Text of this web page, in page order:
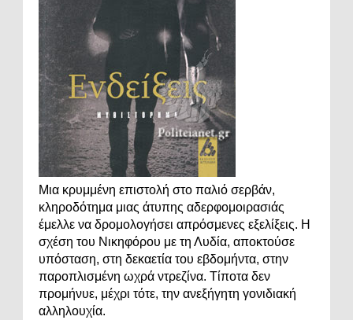
Μια κρυμμένη επιστολή στο παλιό σερβάν,
κληροδότημα μιας άτυπης αδερφομοιρασιάς
έμελλε να δρομολογήσει απρόσμενες εξελίξεις. Η
σχέση του Νικηφόρου με τη Λυδία, αποκτούσε
υπόσταση, στη δεκαετία του εβδομήντα, στην
παροπλισμένη ωχρά ντρεζίνα. Τίποτα δεν
προμήνυε, μέχρι τότε, την ανεξήγητη γονιδιακή
αλληλουχία.